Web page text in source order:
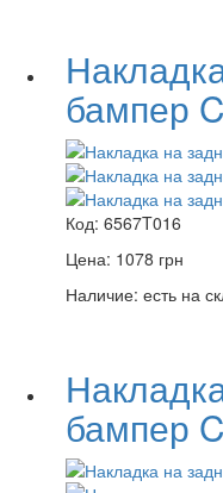
бампер
Код: 6567T016
Цена: 1078 грн
Наличие: есть на
бампер